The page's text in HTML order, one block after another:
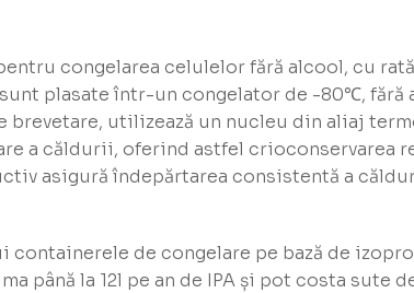
congelarea celulelor fără alcool, cu
plasate într-un congelator de -80℃, fără
brevetare, utilizează un nucleu din aliaj
a căldurii, oferind astfel crioconservarea
asigură îndepărtarea consistentă a
de congelare pe bază de
până la 12l pe an de IPA și pot costa sute